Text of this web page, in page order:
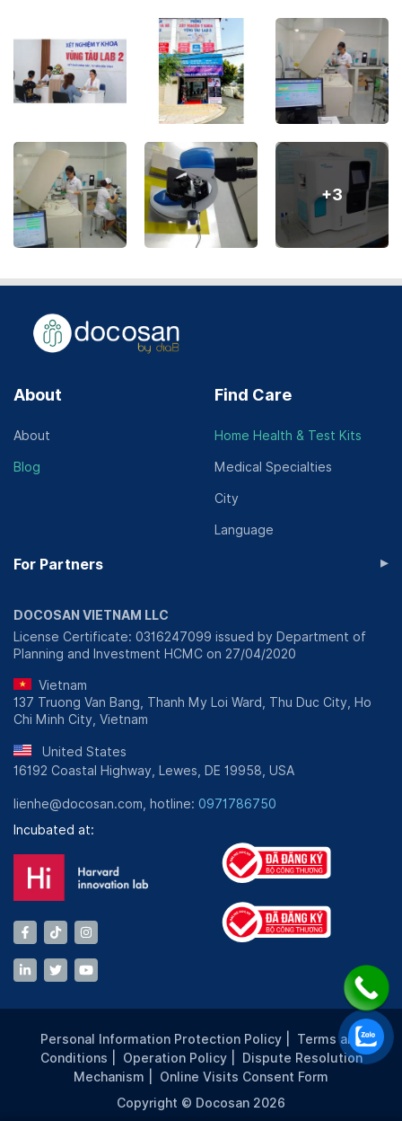
+3
About
About
Blog
Find Care
Home Health & Test Kits
Medical Specialties
City
Language
For Partners ▸
DOCOSAN VIETNAM LLC
License Certificate: 0316247099 issued by Department of
Planning and Investment HCMC on 27/04/2020
Vietnam
137 Truong Van Bang, Thanh My Loi Ward, Thu Duc City, Ho
Chi Minh City, Vietnam
United States
16192 Coastal Highway, Lewes, DE 19958, USA
lienhe@docosan.com, hotline: 0971786750
Incubated at:
Personal Information Protection Policy
Terms and
Conditions
Operation Policy
Dispute Resolution
Mechanism
Online Visits Consent Form
Copyright © Docosan 2026